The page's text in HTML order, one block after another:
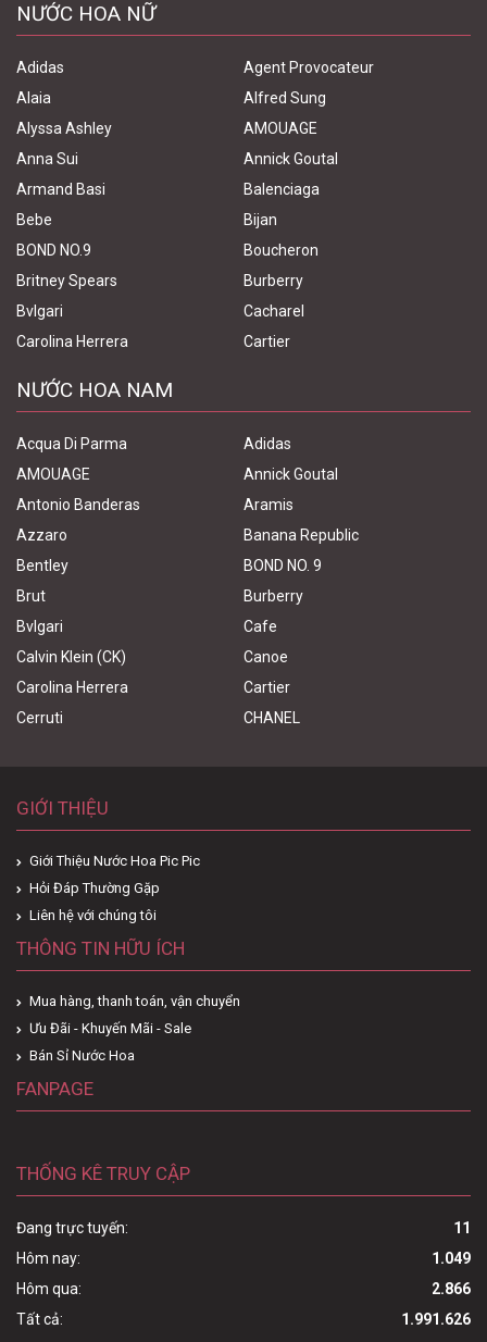
NƯỚC HOA NỮ
Adidas
Agent Provocateur
Alaia
Alfred Sung
Alyssa Ashley
AMOUAGE
Anna Sui
Annick Goutal
Armand Basi
Balenciaga
Bebe
Bijan
BOND NO.9
Boucheron
Britney Spears
Burberry
Bvlgari
Cacharel
Carolina Herrera
Cartier
NƯỚC HOA NAM
Acqua Di Parma
Adidas
AMOUAGE
Annick Goutal
Antonio Banderas
Aramis
Azzaro
Banana Republic
Bentley
BOND NO. 9
Brut
Burberry
Bvlgari
Cafe
Calvin Klein (CK)
Canoe
Carolina Herrera
Cartier
Cerruti
CHANEL
GIỚI THIỆU
Giới Thiệu Nước Hoa Pic Pic
Hỏi Đáp Thường Gặp
Liên hệ với chúng tôi
THÔNG TIN HỮU ÍCH
Mua hàng, thanh toán, vận chuyển
Ưu Đãi - Khuyến Mãi - Sale
Bán Sỉ Nước Hoa
FANPAGE
THỐNG KÊ TRUY CẬP
Đang trực tuyến:
11
Hôm nay:
1.049
Hôm qua:
2.866
Tất cả:
1.991.626